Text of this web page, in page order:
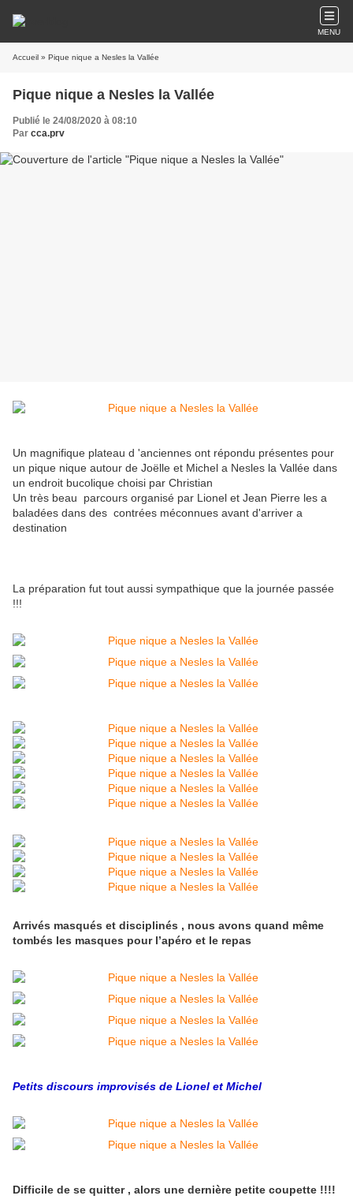
MENU
Accueil » Pique nique a Nesles la Vallée
Pique nique a Nesles la Vallée
Publié le 24/08/2020 à 08:10
Par cca.prv
Un magnifique plateau d 'anciennes ont répondu présentes pour
un pique nique autour de Joëlle et Michel a Nesles la Vallée dans
un endroit bucolique choisi par Christian
Un très beau parcours organisé par Lionel et Jean Pierre les a
baladées dans des contrées méconnues avant d'arriver a
destination
La préparation fut tout aussi sympathique que la journée passée
!!!
Arrivés masqués et disciplinés , nous avons quand même
tombés les masques pour l’apéro et le repas
Petits discours improvisés de Lionel et Michel
Difficile de se quitter , alors une dernière petite coupette !!!!